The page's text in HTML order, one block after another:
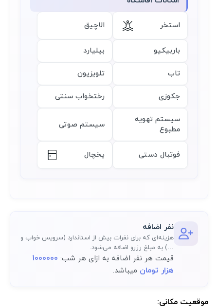
استخر الاچیق
باربیکیو بیلیارد
تاب تلویزیون
جکوزی رختخواب سنتی
سیستم تهویه
مطبوع
سیستم صوتی
فوتبال دستی یخچال
نفر اضافه
هزینه‌ای که برای نفرات بیش از استاندارد (سرویس خواب و
…) به مبلغ رزرو اضافه می‌شود.
قیمت هر نفر اضافه به ازای هر شب:
هزار تومان میباشد.
موقعیت مکانی: